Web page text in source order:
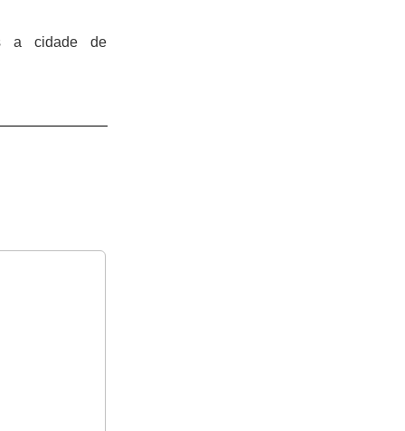
a cidade de